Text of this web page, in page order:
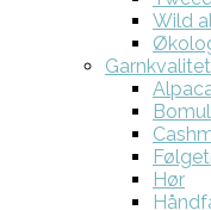
Wild
Hør